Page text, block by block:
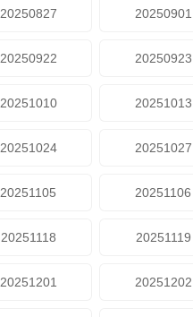
20250827 20250901
20250922 20250923
20251010 20251013
20251024 20251027
20251105 20251106
20251118 20251119
20251201 20251202